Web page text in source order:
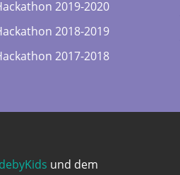
2019-2020
2018-2019
2017-2018
und dem